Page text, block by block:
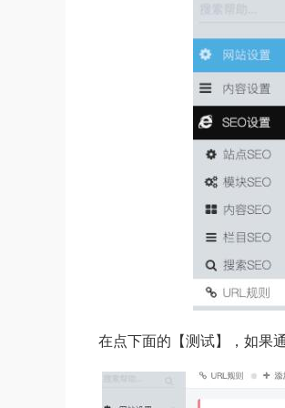
在点下面的【测试】，如果